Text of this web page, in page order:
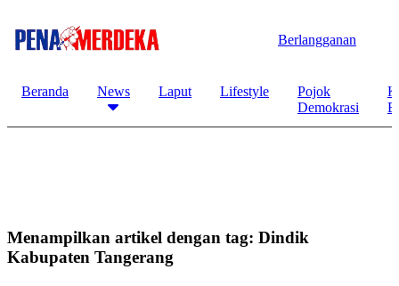
Berlangganan
Beranda News Laput Lifestyle
Pojok
Demokrasi
Menampilkan artikel dengan tag: Dindik
Kabupaten Tangerang